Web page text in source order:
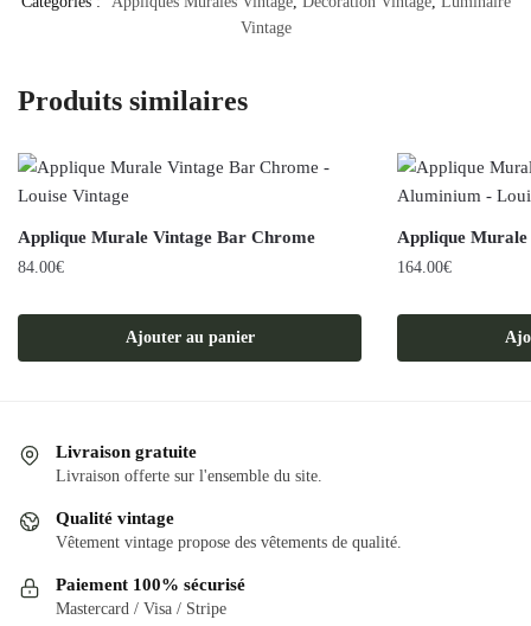
Vintage
Produits similaires
Applique Murale Vintage Bar Chrome
84.00€
Ajouter au panier
Applique
164.00€
Livraison gratuite
Livraison offerte sur l'ensemble du site.
Qualité vintage
Vêtement vintage propose des vêtements de qualité.
Paiement 100% sécurisé
Mastercard / Visa / Stripe